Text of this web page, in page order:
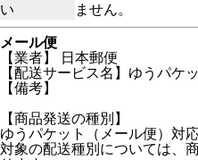
い
ません。
メール便
【業者】 日本郵便
【配送サービス名】ゆうパケ
【備考】
【商品発送の種別】
ゆうパケット（メール便）対
対象の配送種別については、